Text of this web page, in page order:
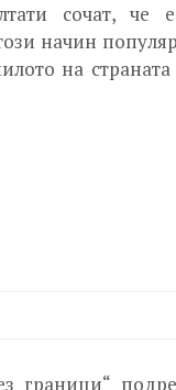
сочат, че
начин
на страната
граници“